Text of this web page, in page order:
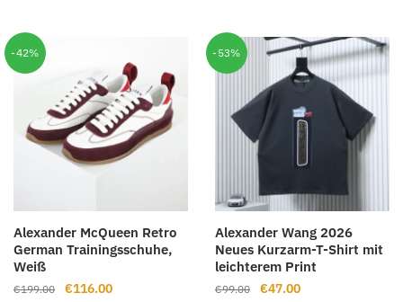
€199.00€116.00.
-42%
Alexander McQueen Retro
German Trainingsschuhe,
Weiß
€199.00
Ursprünglicher
€116.00Aktueller
-53%
Alexander Wang 2026
Neues Kurzarm-T-Shirt mit
leichterem Print
€99.00
Ursprünglicher
€47.00Aktueller